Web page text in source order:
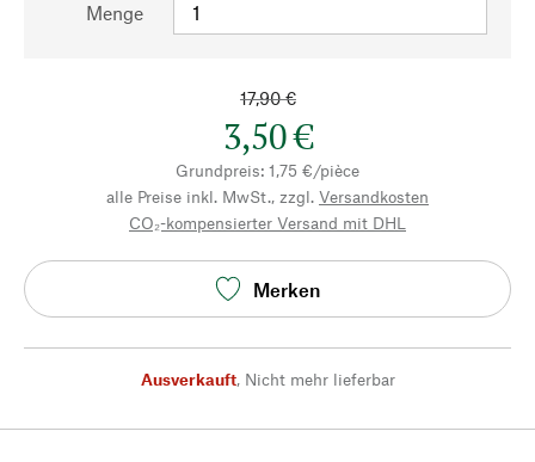
Menge
17,90 €
3,50 €
Grundpreis: 1,75 €/pièce
alle Preise inkl. MwSt., zzgl. Versandkosten
CO₂-kompensierter Versand mit DHL
Merken
Ausverkauft, Nicht mehr lieferbar